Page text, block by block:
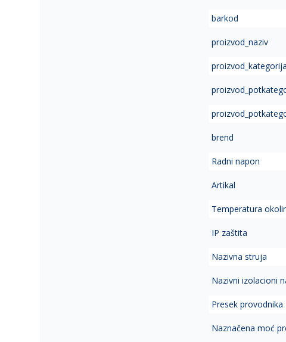
barkod
proizvod_naziv
proizvod_kategorija
brend
Radni napon
Artikal
Temperatura
IP zaštita
Nazivna struja
Nazivni izolacioni
Presek provodnika
Naznačena moć